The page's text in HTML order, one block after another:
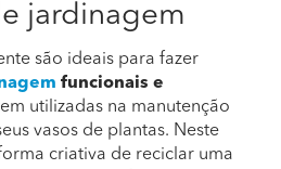
jardinagem
são ideais para fazer
funcionais e
utilizadas na manutenção
vasos de plantas. Neste
criativa de reciclar uma